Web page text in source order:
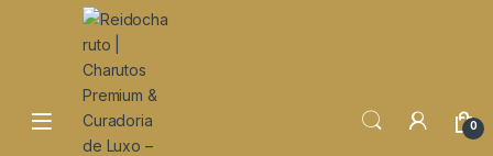
Open 0